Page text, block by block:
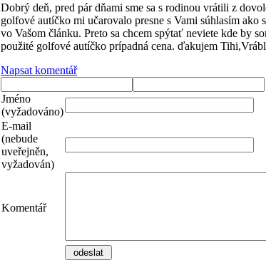
Dobrý deň, pred pár dňami sme sa s rodinou vrátili z
golfové autíčko mi učarovalo presne s Vami súhlasím ako
vo Vašom článku. Preto sa chcem spýtať neviete kde by
použité golfové autíčko prípadná cena. ďakujem
Napsat komentář
Jméno
(vyžadováno)
E-mail
(nebude
uveřejněn,
vyžadován)
Komentář